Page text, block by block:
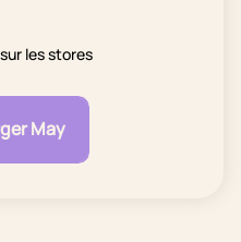
les stores
May